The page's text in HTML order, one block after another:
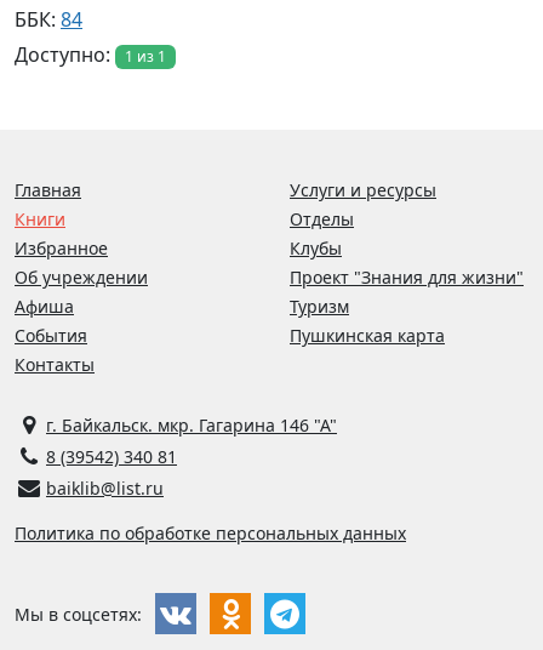
ББК: 84
Доступно:
1 из 1
г. Байкальск. мкр. Гагарина 146 "А"
8 (39542) 340 81
baiklib@list.ru
Политика по обработке персональных данных
Главная
Книги
Избранное
Об учреждении
Афиша
События
Контакты
Услуги и ресурсы
Отделы
Клубы
Проект "Знания для жизни"
Туризм
Пушкинская карта
Мы в соцсетях: